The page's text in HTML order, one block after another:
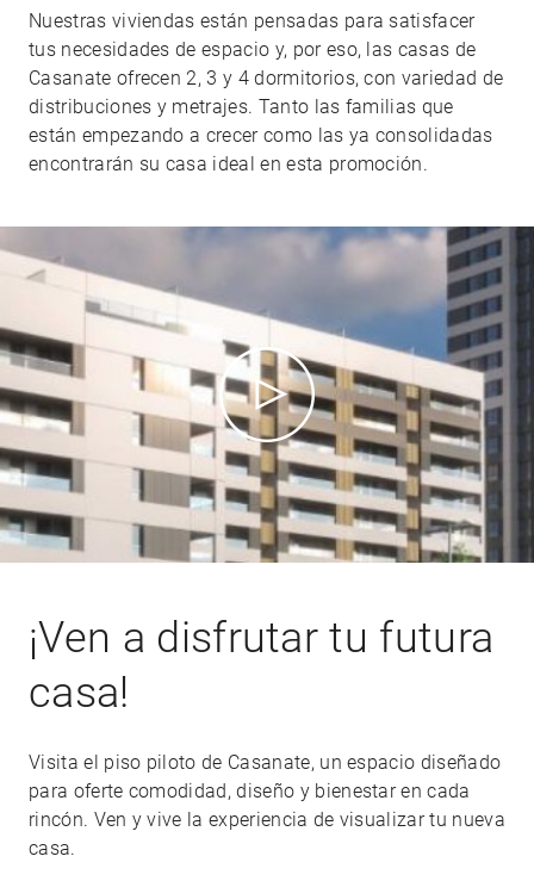
Nuestras viviendas están pensadas para satisfacer
tus necesidades de espacio y, por eso, las casas de
Casanate ofrecen 2, 3 y 4 dormitorios, con variedad de
distribuciones y metrajes. Tanto las familias que
están empezando a crecer como las ya consolidadas
encontrarán su casa ideal en esta promoción.
¡Ven a disfrutar tu futura
casa!
Visita el piso piloto de Casanate, un espacio diseñado
para oferte comodidad, diseño y bienestar en cada
rincón. Ven y vive la experiencia de visualizar tu nueva
casa.